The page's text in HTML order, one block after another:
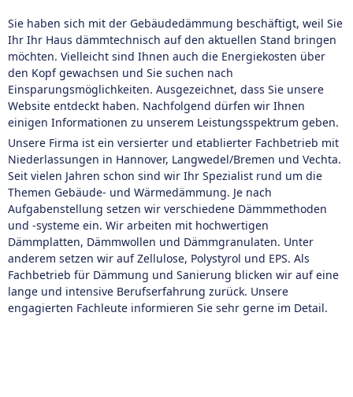
Sie haben sich mit der Gebäudedämmung beschäftigt, weil Sie
Ihr Ihr Haus dämmtechnisch auf den aktuellen Stand bringen
möchten. Vielleicht sind Ihnen auch die Energiekosten über
den Kopf gewachsen und Sie suchen nach
Einsparungsmöglichkeiten. Ausgezeichnet, dass Sie unsere
Website entdeckt haben. Nachfolgend dürfen wir Ihnen
einigen Informationen zu unserem Leistungsspektrum geben.
Unsere Firma ist ein versierter und etablierter Fachbetrieb mit
Niederlassungen in Hannover, Langwedel/Bremen und Vechta.
Seit vielen Jahren schon sind wir Ihr Spezialist rund um die
Themen Gebäude- und Wärmedämmung. Je nach
Aufgabenstellung setzen wir verschiedene Dämmmethoden
und -systeme ein. Wir arbeiten mit hochwertigen
Dämmplatten, Dämmwollen und Dämmgranulaten. Unter
anderem setzen wir auf Zellulose, Polystyrol und EPS. Als
Fachbetrieb für Dämmung und Sanierung blicken wir auf eine
lange und intensive Berufserfahrung zurück. Unsere
engagierten Fachleute informieren Sie sehr gerne im Detail.